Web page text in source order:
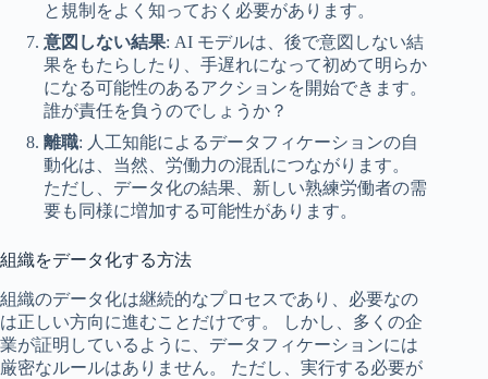
と規制をよく知っておく必要があります。
意図しない結果: AI モデルは、後で意図しない結
果をもたらしたり、手遅れになって初めて明らか
になる可能性のあるアクションを開始できます。
誰が責任を負うのでしょうか？
離職: 人工知能によるデータフィケーションの自
動化は、当然、労働力の混乱につながります。
ただし、データ化の結果、新しい熟練労働者の需
要も同様に増加する可能性があります。
組織をデータ化する方法
組織のデータ化は継続的なプロセスであり、必要なの
は正しい方向に進むことだけです。 しかし、多くの企
業が証明しているように、データフィケーションには
厳密なルールはありません。 ただし、実行する必要が